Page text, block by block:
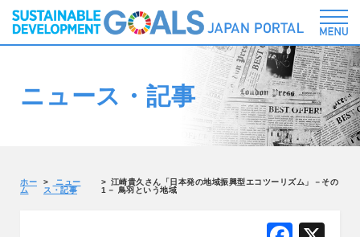
ニュース・記事
ホー
ム
ニュー
ス・記事
江崎貴久さん「日本発の地域振興型エコツーリズム」－その
1－ 鳥羽という地域